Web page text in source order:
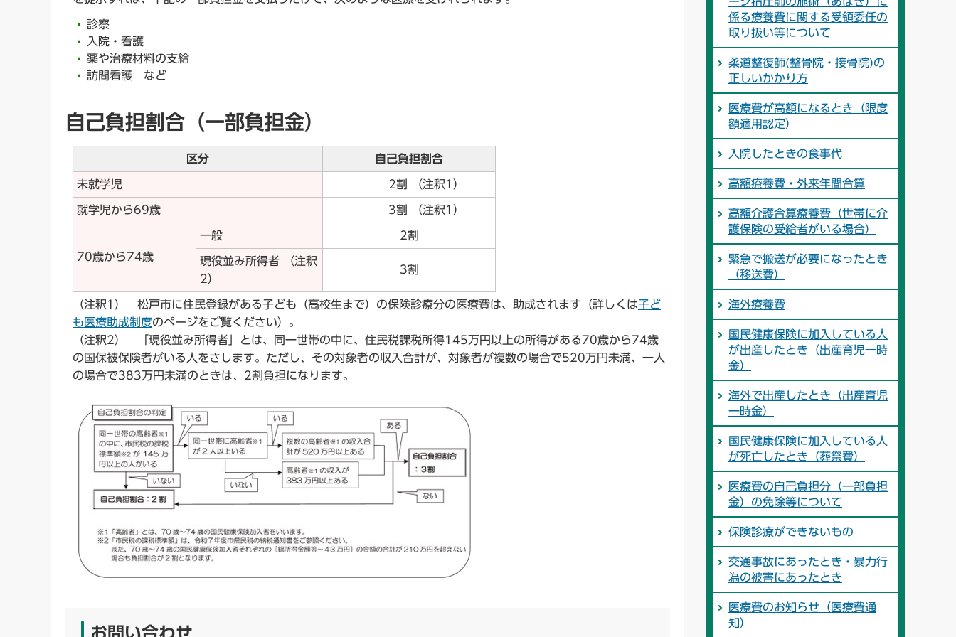
診察
入院・看護
薬や治療材料の支給
訪問看護 など
自己負担割合（一部負担金）
区分 自己負担割合
未就学児 2割 （注釈1）
就学児から69歳 3割 （注釈1）
70歳から74歳
一般 2割
現役並み所得者 （注釈
2）
3割
（注釈1） 松戸市に住民登録がある子ども（高校生まで）の保険診療分の医療費は、助成されます（詳しくは子ど
も医療助成制度のページをご覧ください）。
（注釈2） 「現役並み所得者」とは、同一世帯の中に、住民税課税所得145万円以上の所得がある70歳から74歳
の国保被保険者がいる人をさします。ただし、その対象者の収入合計が、対象者が複数の場合で520万円未満、一人
の場合で383万円未満のときは、2割負担になります。
お問い合わせ
係る療養費に関する受領委任の
取り扱い等について
柔道整復師(整骨院・接骨院)の
正しいかかり方
医療費が高額になるとき（限度
額適用認定）
入院したときの食事代
高額療養費・外来年間合算
高額介護合算療養費（世帯に介
護保険の受給者がいる場合）
緊急で搬送が必要になったとき
（移送費）
海外療養費
国民健康保険に加入している人
が出産したとき（出産育児一時
金）
海外で出産したとき（出産育児
一時金）
国民健康保険に加入している人
が死亡したとき（葬祭費）
医療費の自己負担分（一部負担
金）の免除等について
保険診療ができないもの
交通事故にあったとき・暴力行
為の被害にあったとき
医療費のお知らせ（医療費通
知）